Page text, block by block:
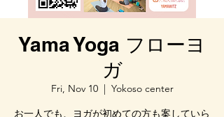
Yama Yoga フローヨ
ガ
Fri, Nov 10
  |
Yokoso center
お一人でも、ヨガが初めての方も案していら